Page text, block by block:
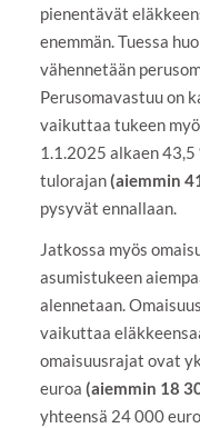
pienentävät
enemmän. Tuessa
vähennetään
Perusomavastuu on
vaikuttaa tukeen
1.1.2025 alkaen
tulorajan(aiemmin
pysyvät ennallaan.
Jatkossa myös
asumistukeen
alennetaan.
vaikuttaa
omaisuusrajat ovat
euroa (aiemmin 18
yhteensä 24 000